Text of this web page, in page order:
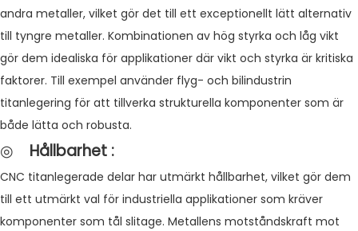
andra metaller, vilket gör det till ett exceptionellt lätt alternativ
till tyngre metaller. Kombinationen av hög styrka och låg vikt
gör dem idealiska för applikationer där vikt och styrka är kritiska
faktorer. Till exempel använder flyg- och bilindustrin
titanlegering för att tillverka strukturella komponenter som är
både lätta och robusta.
◎ Hållbarhet :
CNC titanlegerade delar har utmärkt hållbarhet, vilket gör dem
till ett utmärkt val för industriella applikationer som kräver
komponenter som tål slitage. Metallens motståndskraft mot